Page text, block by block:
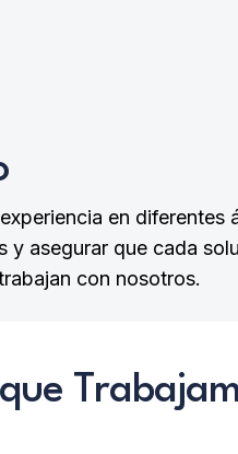
en diferentes
asegurar que cada
con nosotros.